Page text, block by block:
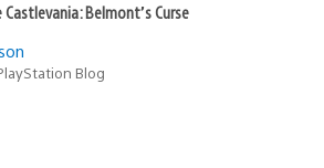
Belmont’s Curse
Blog